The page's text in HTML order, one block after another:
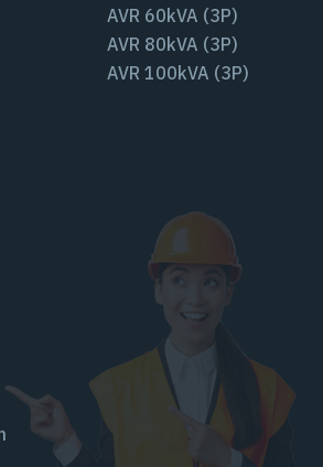
AVR 60kVA (3P)
AVR 80kVA (3P)
AVR 100kVA (3P)